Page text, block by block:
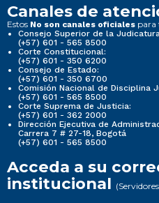
Canales de
Estos No son canales oficiales
Consejo Superior de la
(+57) 601 - 565 8500
Corte Constitucional:
(+57) 601 - 350 6200
Consejo de Estado:
(+57) 601 - 350 6700
Comisión Nacional de Disciplina
(+57) 601 - 565 8500
Corte Suprema de Justicia:
(+57) 601 - 362 2000
Dirección Ejecutiva de
Carrera 7 # 27-18, Bogotá
(+57) 601 - 565 8500
Acceda a su
institucional